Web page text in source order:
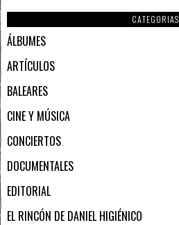
CATEGORIAS
ÁLBUMES
ARTÍCULOS
BALEARES
CINE Y MÚSICA
CONCIERTOS
DOCUMENTALES
EDITORIAL
EL RINCÓN DE DANIEL HIGIÉNICO